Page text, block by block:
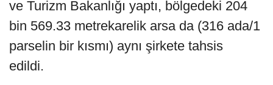
ve Turizm Bakanlığı yaptı, bölgedeki 204
bin 569.33 metrekarelik arsa da (316 ada/1
parselin bir kısmı) aynı şirkete tahsis
edildi.